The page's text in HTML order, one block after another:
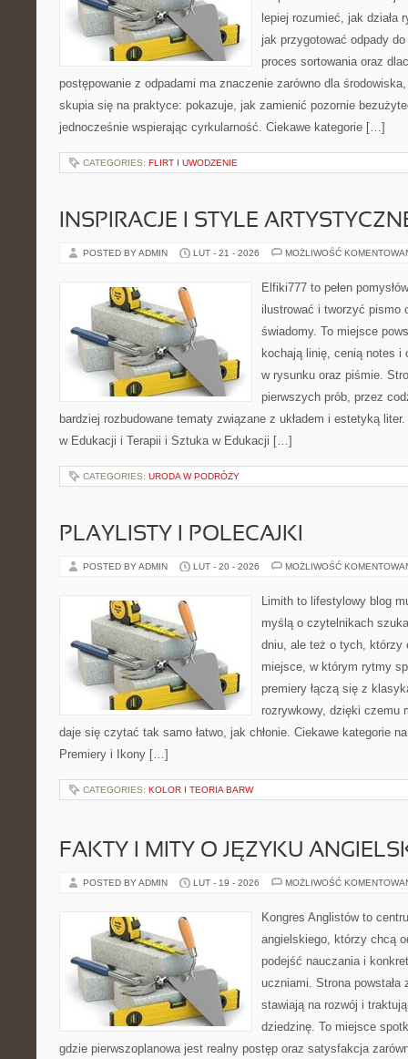
lepiej rozumieć, jak działa
jak przygotować odpady
proces sortowania oraz
postępowanie z odpadami ma znaczenie zarówno dla
skupia się na praktyce: pokazuje, jak zamienić pozornie
jednocześnie wspierając cyrkularność. Ciekawe kategorie […]
CATEGORIES: FLIRT I UWODZENIE
INSPIRACJE I STYLE
POSTED BY ADMIN LUT - 21 - 2026 MOŻLIWOŚĆ
Elfiki777 to pełen
ilustrować i tworzyć pismo
świadomy. To miejsce
kochają linię, cenią notes i
w rysunku oraz piśmie.
pierwszych prób, przez
bardziej rozbudowane tematy związane z układem i estetyką
w Edukacji i Terapii i Sztuka w Edukacji […]
CATEGORIES: URODA W PODRÓŻY
PLAYLISTY I POLECAJKI
POSTED BY ADMIN LUT - 20 - 2026 MOŻLIWOŚĆ
Limith to lifestylowy blog
myślą o czytelnikach
dniu, ale też o tych, którzy
miejsce, w którym rytmy
premiery łączą się z
rozrywkowy, dzięki czemu
daje się czytać tak samo łatwo, jak chłonie. Ciekawe kategorie
Premiery i Ikony […]
CATEGORIES: KOLOR I TEORIA BARW
FAKTY I MITY O JĘZYKU
POSTED BY ADMIN LUT - 19 - 2026 MOŻLIWOŚĆ
Kongres Anglistów to
angielskiego, którzy chcą
podejść nauczania i
uczniami. Strona
stawiają na rozwój i
dziedzinę. To miejsce
gdzie pierwszoplanowa jest realny postęp oraz satysfakcja